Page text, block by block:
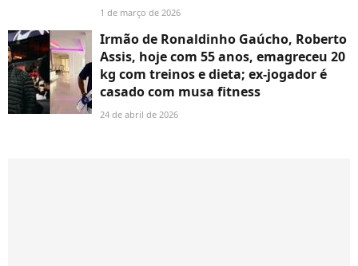
1 de março de 2026
Irmão de Ronaldinho Gaúcho, Roberto
Assis, hoje com 55 anos, emagreceu 20
kg com treinos e dieta; ex-jogador é
casado com musa fitness
24 de abril de 2026